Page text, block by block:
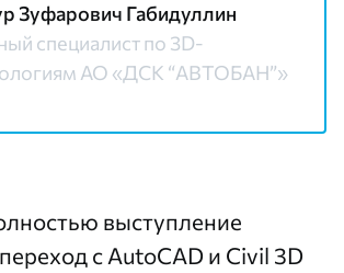
Зуфарович Габидуллин
специалист по 3D-
АО «ДСК “АВТОБАН”»
выступление
с AutoCAD и Civil 3D